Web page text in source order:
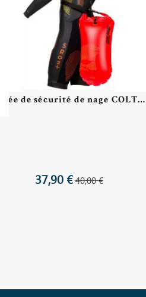
Bouée de sécurité de nage COLTING WETSUITS SAFETY BUOY SB03
37,90 €40,00 €